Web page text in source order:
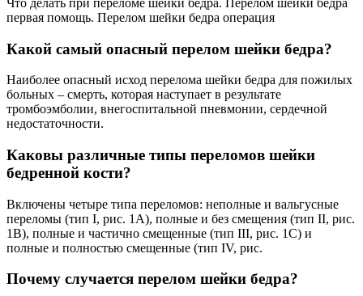
первая помощь. Перелом шейки бедра операция
Какой самый опасный перелом шейки бедра?
Наиболее опасный исход перелома шейки бедра для пожилых
больных – смерть, которая наступает в результате
тромбоэмболии, внегоспитальной пневмонии, сердечной
недостаточности.
Каковы различные типы переломов шейки
бедренной кости?
Включены четыре типа переломов: неполные и вальгусные
переломы (тип I, рис. 1A), полные и без смещения (тип II, рис.
1B), полные и частично смещенные (тип III, рис. 1C) и
полные и полностью смещенные (тип IV, рис.
Почему случается перелом шейки бедра?